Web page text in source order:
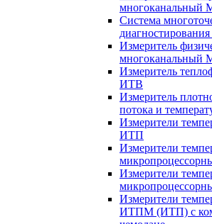
многоканальный
Система
Измеритель
Измеритель
ИТВ
Измеритель
потока и
Измерители
ИТП
Измерители
Измерители
Измерители
ИТПМ (ИТП) с